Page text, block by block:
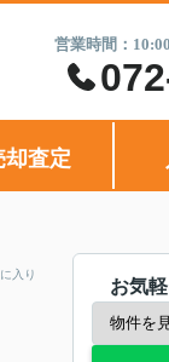
営業時間：
却査定
入り
お気